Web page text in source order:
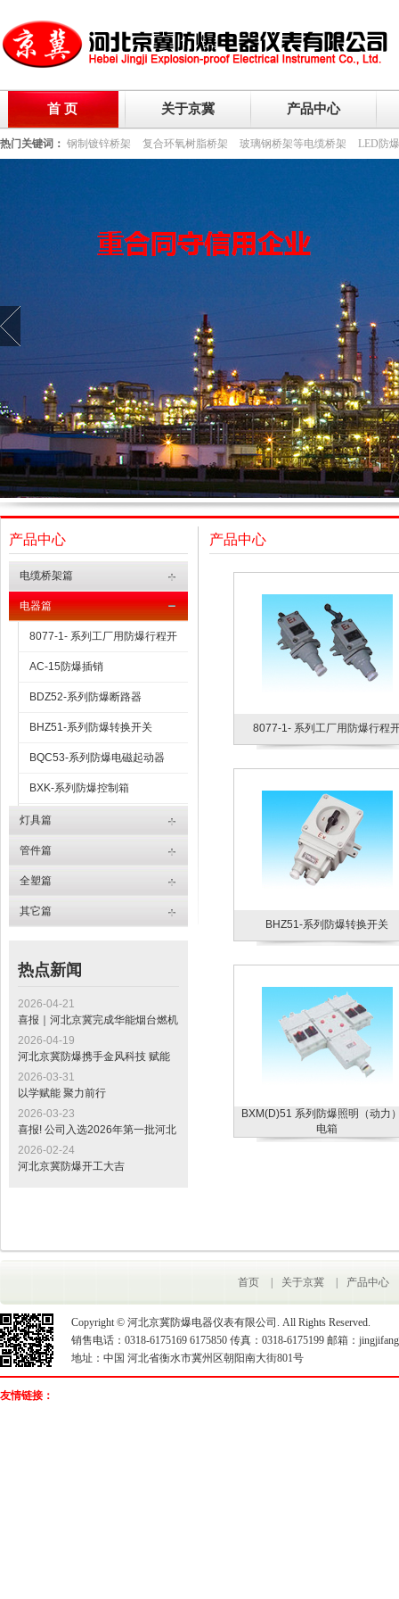
首 页 关于京冀 产品中心
热门关键词： 钢制镀锌桥架 复合环氧树脂桥架 玻璃钢桥架等电缆桥架 LED防
产品中心
电缆桥架篇
电器篇
8077-1- 系列工厂用防爆行程开
AC-15防爆插销
BDZ52-系列防爆断路器
BHZ51-系列防爆转换开关
BQC53-系列防爆电磁起动器
BXK-系列防爆控制箱
BXX51-系列防爆动力配电箱（动力检修）
灯具篇
管件篇
全塑篇
其它篇
热点新闻
2026-04-21
喜报｜河北京冀完成华能烟台燃机
发电项目电缆桥架交付，助力山东
“十四五” 重点工程建设
2026-04-19
河北京冀防爆携手金风科技 赋能
全球最大绿色甲醇项目标杆工程
2026-03-31
以学赋能 聚力前行
2026-03-23
喜报! 公司入选2026年第一批河北
省专精特新中小企业公示名单
2026-02-24
河北京冀防爆开工大吉
产品中心
8077-1- 系列工厂用防爆行程
BHZ51-系列防爆转换开关
BXM(D)51 系列防爆照明（动力
电箱
首页 关于京冀 产品中心
Copyright © 河北京冀防爆电器仪表有限公司. All Rights Reserved.
销售电话：0318-6175169 6175850 传真：0318-6175199 邮箱：
地址：中国 河北省衡水市冀州区朝阳南大街801号
友情链接：